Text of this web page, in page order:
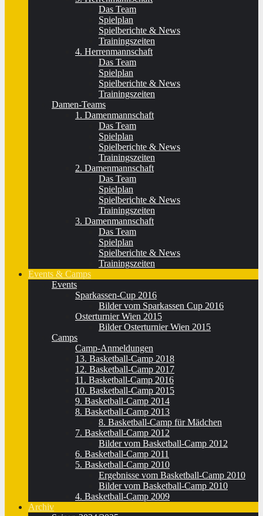
Das Team
Spielplan
Spielberichte & News
Trainingszeiten
4. Herrenmannschaft
Das Team
Spielplan
Spielberichte & News
Trainingszeiten
Damen-Teams
1. Damenmannschaft
Das Team
Spielplan
Spielberichte & News
Trainingszeiten
2. Damenmannschaft
Das Team
Spielplan
Spielberichte & News
Trainingszeiten
3. Damenmannschaft
Das Team
Spielplan
Spielberichte & News
Trainingszeiten
Events & Camps
Events
Sparkassen-Cup 2016
Bilder vom Sparkassen Cup 2016
Osterturnier Wien 2015
Bilder Osterturnier Wien 2015
Camps
Camp-Anmeldungen
13. Basketball-Camp 2018
12. Basketball-Camp 2017
11. Basketball-Camp 2016
10. Basketball-Camp 2015
9. Basketball-Camp 2014
8. Basketball-Camp 2013
8. Basketball-Camp für Mädchen
7. Basketball-Camp 2012
Bilder vom Basketball-Camp 2012
6. Basketball-Camp 2011
5. Basketball-Camp 2010
Ergebnisse vom Basketball-Camp 2010
Bilder vom Basketball-Camp 2010
4. Basketball-Camp 2009
Archiv